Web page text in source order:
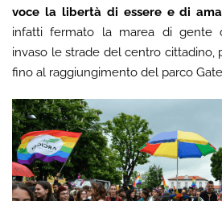
voce la libertà di essere e di
infatti fermato la marea di gente
invaso le strade del centro cittadino,
fino al raggiungimento del parco